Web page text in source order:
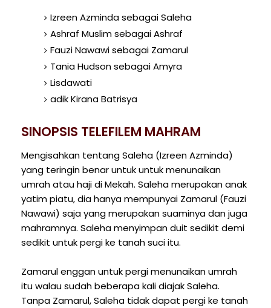
Izreen Azminda sebagai Saleha
Ashraf Muslim sebagai Ashraf
Fauzi Nawawi sebagai Zamarul
Tania Hudson sebagai Amyra
Lisdawati
adik Kirana Batrisya
SINOPSIS TELEFILEM MAHRAM
Mengisahkan tentang Saleha (Izreen Azminda)
yang teringin benar untuk untuk menunaikan
umrah atau haji di Mekah. Saleha merupakan anak
yatim piatu, dia hanya mempunyai Zamarul (Fauzi
Nawawi) saja yang merupakan suaminya dan juga
mahramnya. Saleha menyimpan duit sedikit demi
sedikit untuk pergi ke tanah suci itu.
Zamarul enggan untuk pergi menunaikan umrah
itu walau sudah beberapa kali diajak Saleha.
Tanpa Zamarul, Saleha tidak dapat pergi ke tanah